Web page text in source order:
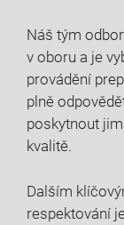
Náš tým
v ⁤oboru a⁣ je⁤
⁤provádění
plně
poskytnout
kvalitě.
Dalším
respektování